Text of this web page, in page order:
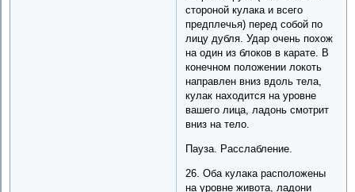
стороной кулака и всего
предплечья) перед собой по
лицу дубля. Удар очень похож
на один из блоков в карате. В
конечном положении локоть
направлен вниз вдоль тела,
кулак находится на уровне
вашего лица, ладонь смотрит
вниз на тело.
Пауза. Расслабление.
26. Оба кулака расположены
на уровне живота, ладони